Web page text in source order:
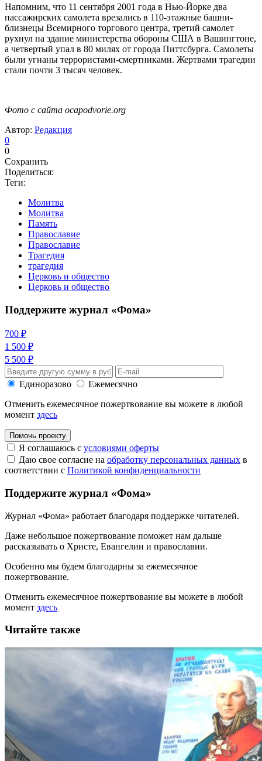
Напомним, что 11 сентября 2001 года в Нью-Йорке два
пассажирских самолета врезались в 110-этажные башни-
близнецы Всемирного торгового центра, третий самолет
рухнул на здание министерства обороны США в Вашингтоне,
а четвертый упал в 80 милях от города Питтсбурга. Самолеты
были угнаны террористами-смертниками. Жертвами трагедии
стали почти 3 тысяч человек.
Фото с сайта ocapodvorie.org
Автор: Редакция
0
0
Сохранить
Поделиться:
Теги:
Молитва
Молитва
Память
Православие
Православие
Трагедия
трагедия
Церковь и общество
Церковь и общество
Поддержите журнал «Фома»
700 ₽
1 500 ₽
5 500 ₽
Единоразово
Ежемесячно
Отменить ежемесячное пожертвование вы можете в любой
момент здесь
Помочь проекту
Я соглашаюсь с условиями оферты
Даю свое согласие на обработку персональных данных в
соответствии с Политикой конфиденциальности
Поддержите журнал «Фома»
Журнал «Фома» работает благодаря поддержке читателей.
Даже небольшое пожертвование поможет нам дальше
рассказывать о Христе, Евангелии и православии.
Особенно мы будем благодарны за ежемесячное
пожертвование.
Отменить ежемесячное пожертвование вы можете в любой
момент здесь
Читайте также